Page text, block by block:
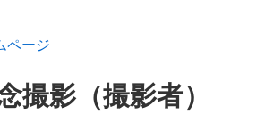
ページ
撮影（撮影者）